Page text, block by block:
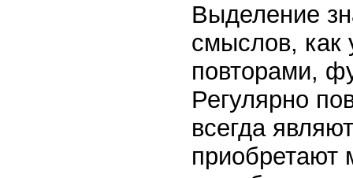
Выделение
смыслов, как
повторами,
Регулярно
всегда
приобретают